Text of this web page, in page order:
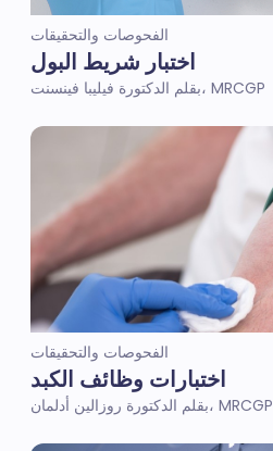
الفحوصات والتحقيقات
اختبار شريط البول
بقلم الدكتورة فيليبا فينسنت، MRCGP
الفحوصات والتحقيقات
اختبارات وظائف الكبد
بقلم الدكتورة روزالين أدلمان، MRCGP